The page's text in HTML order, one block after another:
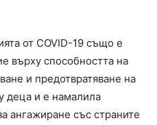
от COVID-19 също е
върху способността на
и предотвратяване на
деца и е намалила
ангажиране със страните